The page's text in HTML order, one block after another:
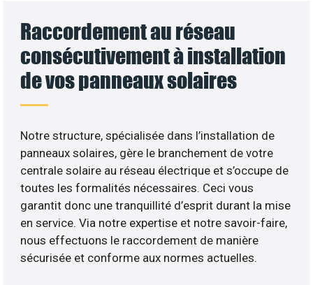
Raccordement au réseau
consécutivement à installation
de vos panneaux solaires
Notre structure, spécialisée dans l’installation de
panneaux solaires, gère le branchement de votre
centrale solaire au réseau électrique et s’occupe de
toutes les formalités nécessaires. Ceci vous
garantit donc une tranquillité d’esprit durant la mise
en service. Via notre expertise et notre savoir-faire,
nous effectuons le raccordement de manière
sécurisée et conforme aux normes actuelles.